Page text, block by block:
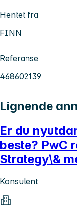
Hentet fra
FINN
Referanse
468602139
Lignende
Er du
beste? PwC
Strategy\&
Konsulent